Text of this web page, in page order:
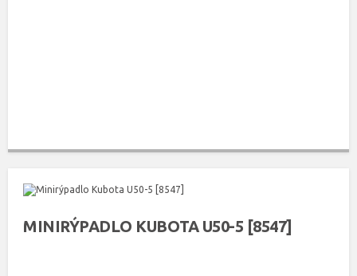
MINIRÝPADLO KUBOTA U50-5 [8547]